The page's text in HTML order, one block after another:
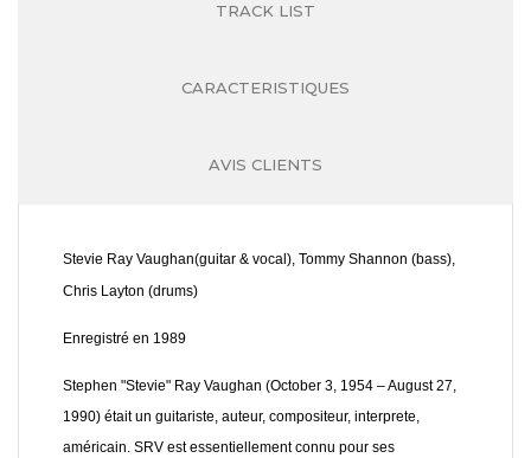
TRACK LIST
CARACTERISTIQUES
AVIS CLIENTS
Stevie Ray Vaughan(guitar & vocal), Tommy Shannon (bass),
Chris Layton (drums)
Enregistré en 1989
Stephen "Stevie" Ray Vaughan (October 3, 1954 – August 27,
1990) était un guitariste, auteur, compositeur, interprete,
américain. SRV est essentiellement connu pour ses